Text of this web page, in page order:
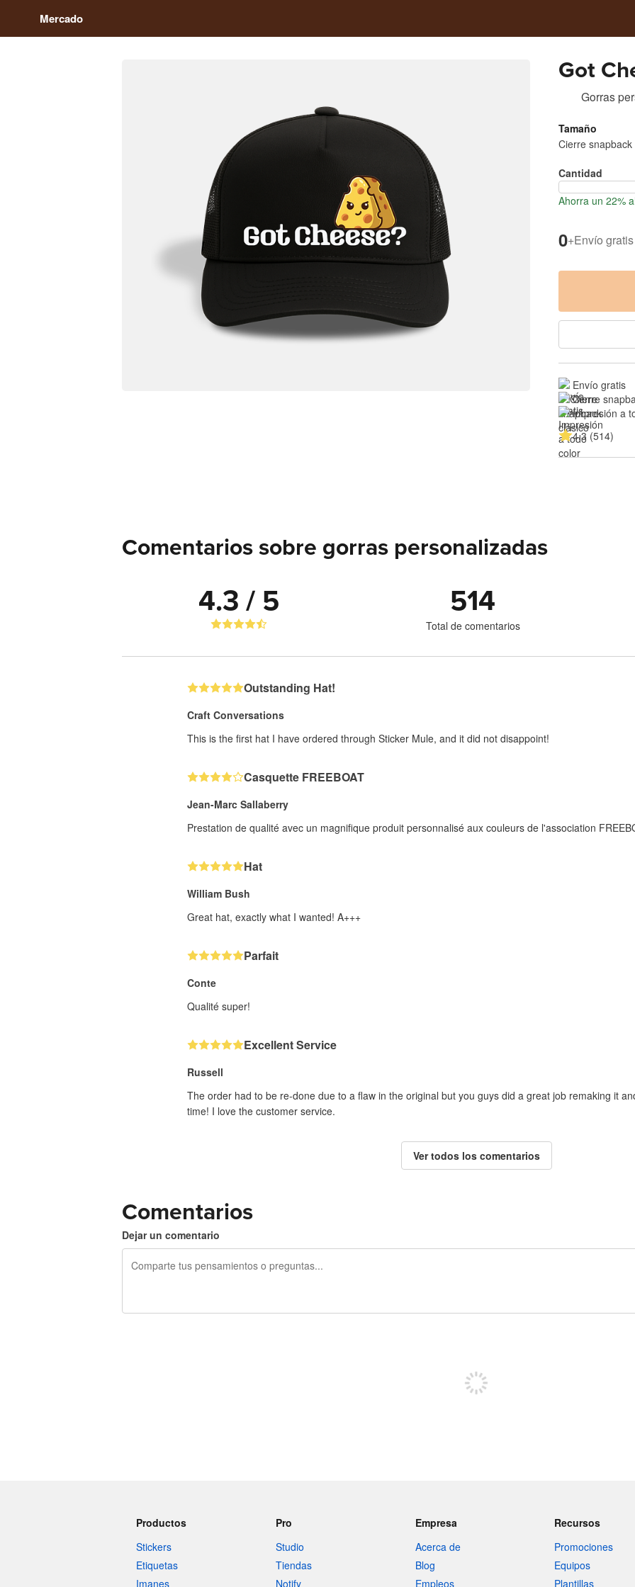
Mercado
Got
Gorras
Tamaño
Cierre
Cantidad
Ahorra un 22%
0+Envío gratis
Envío gratis
Cierre
Impresión a
4.3 (514)
Comentarios sobre gorras personalizadas
4.3 / 5 514
Total de comentarios
Outstanding Hat!
Craft Conversations
This is the first hat I have ordered through Sticker Mule, and it did not disappoint!
Casquette FREEBOAT
Jean-Marc Sallaberry
Prestation de qualité avec un magnifique produit personnalisé aux couleurs de l'association
Hat
William Bush
Great hat, exactly what I wanted! A+++
Parfait
Conte
Qualité super!
Excellent Service
Russell
The order had to be re-done due to a flaw in the original but you guys did a great job remaking it
time! I love the customer service.
Ver todos los comentarios
Comentarios
Dejar un comentario
Productos
Stickers
Etiquetas
Imanes
Pro
Studio
Tiendas
Notify
Empresa
Acerca de
Blog
Empleos
Recursos
Promociones
Equipos
Plantillas